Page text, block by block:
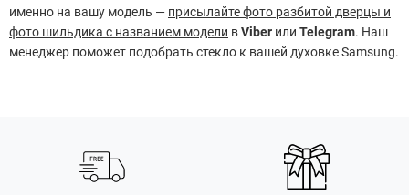
именно на вашу модель — присылайте фото разбитой дверцы и
фото шильдика с названием модели вViber или Telegram. Наш
менеджер поможет подобрать стекло к вашей духовке Samsung.